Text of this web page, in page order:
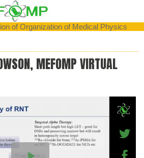
of Organization of Medical Physics
MEFOMP VIRTUAL